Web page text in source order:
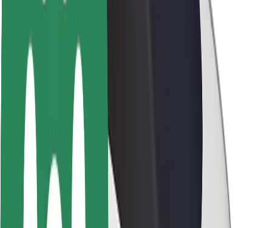
ბრენდი
ურბანული ფონდი
უსაფრთხოება
მგზავრების უსაფრთხოება
მძღოლების უსაფრთხოება
სკუტერის უსაფრთხოება
უსაფრთხოება
ქალაქები
ლოკაციები